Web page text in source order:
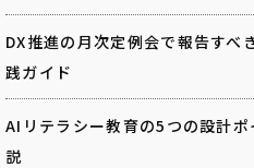
DX推進の月次定例会で報告すべ
践ガイド
AIリテラシー教育の5つの設計
説